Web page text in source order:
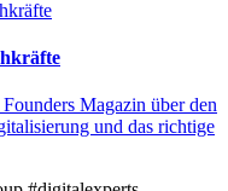
Magazin über den
und das richtige